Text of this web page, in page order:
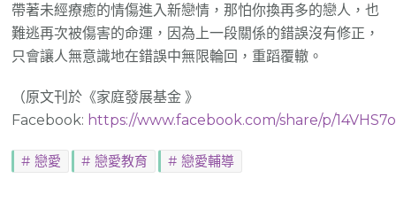
帶著未經療癒的情傷進入新戀情，那怕你換再多的戀人，也
難逃再次被傷害的命運，因為上一段關係的錯誤沒有修正，
只會讓人無意識地在錯誤中無限輪回，重蹈覆轍。
（原文刊於《家庭發展基金 》
Facebook: https://www.facebook.com/share/p/
戀愛 戀愛教育 戀愛輔導